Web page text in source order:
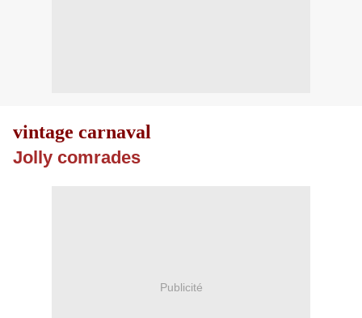
vintage carnaval
Jolly comrades
Publicité